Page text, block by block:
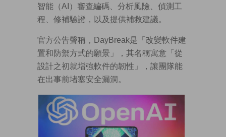
智能（AI）審查編碼、分析風險、偵測工
程、修補驗證，以及提供補救建議。
官方公告聲稱，DayBreak是「改變軟件建
置和防禦方式的願景」，其名稱寓意「從
設計之初就增強軟件的韌性」，讓團隊能
在出事前堵塞安全漏洞。